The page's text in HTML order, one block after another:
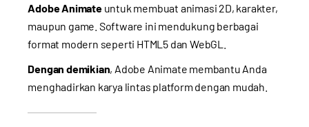
Adobe Animateuntuk membuat animasi 2D, karakter,
maupun game. Software ini mendukung berbagai
format modern seperti HTML5 dan WebGL.
Dengan demikian, Adobe Animate membantu Anda
menghadirkan karya lintas platform dengan mudah.